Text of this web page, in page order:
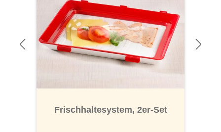
Frischhaltesystem, 2er-Set